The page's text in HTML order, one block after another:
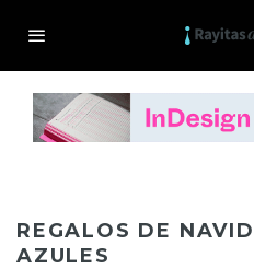
REGALOS DE
AZULES